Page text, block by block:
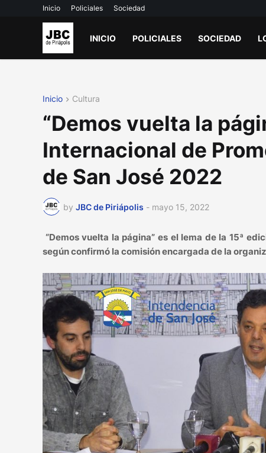
Inicio Policiales Sociedad
INICIO POLICIALES SOCIEDAD
Inicio Cultura
“Demos vuelta la
Internacional de
de San José 2022
by JBC de Piriápolis - mayo 15, 2022
“Demos vuelta la página” es el lema de la 15ª
según confirmó la comisión encargada de la